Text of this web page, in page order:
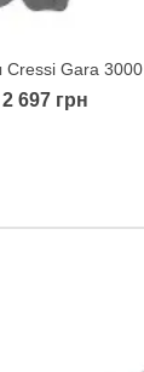
Quick view
Cressi Gara 3000
2 697 грн